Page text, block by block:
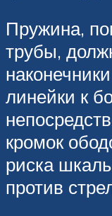
Пружина,
трубы,
линейки к
кромок
риска
против